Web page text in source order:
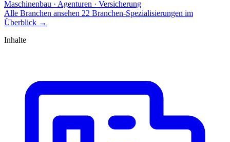
Maschinenbau · Agenturen · Versicherung
Alle Branchen ansehen 22 Branchen-Spezialisierungen im
Überblick →
Inhalte